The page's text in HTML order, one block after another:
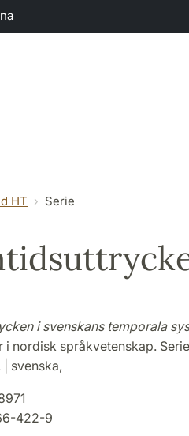
HT Serie
i svenskans temporala
i nordisk språkvetenskap.
| svenska,
422-9